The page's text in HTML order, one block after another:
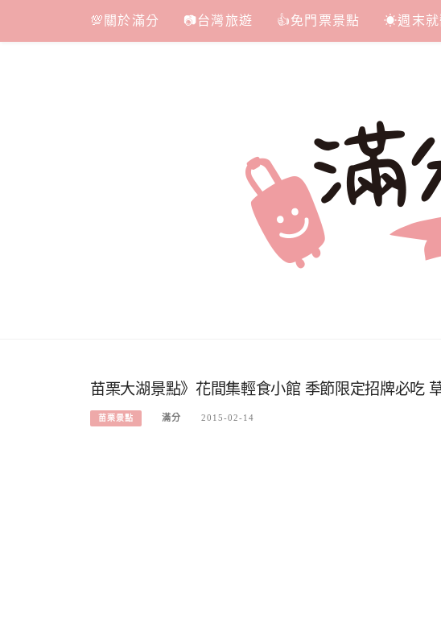
content
💯關於滿分 📷台灣旅遊 👍免門票景點 ☀週末就
苗栗大湖景點》花間集輕食小館 季節限定招牌必吃
苗栗景點 滿分 2015-02-14